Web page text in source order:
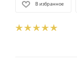
В избранное